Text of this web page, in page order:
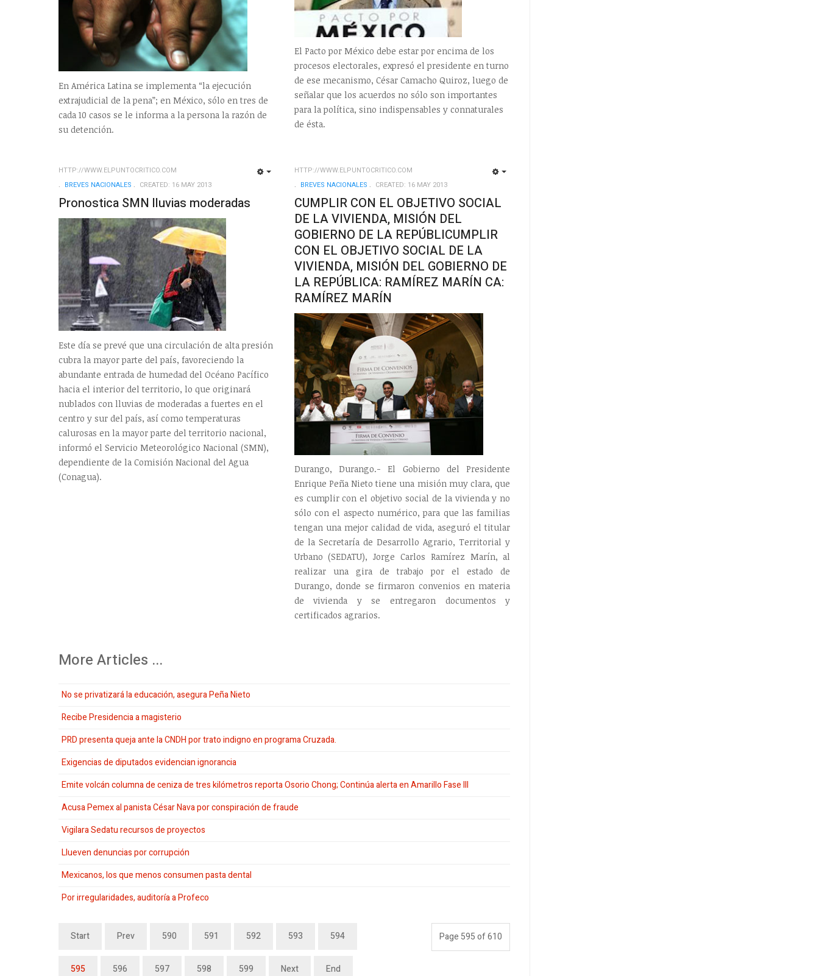
En América Latina se implementa “la ejecución
extrajudicial de la pena”; en México, sólo en tres de
cada 10 casos se le informa a la persona la razón de
su detención.
El Pacto por México debe estar por encima de los
procesos electorales, expresó el presidente en turno
de ese mecanismo, César Camacho Quiroz, luego de
señalar que los acuerdos no sólo son importantes
para la política, sino indispensables y connaturales
de ésta.
HTTP://WWW.ELPUNTOCRITICO.COM
BREVES NACIONALES
CREATED: 16 MAY 2013
Pronostica SMN lluvias moderadas
Este día se prevé que una circulación de alta presión
cubra la mayor parte del país, favoreciendo la
abundante entrada de humedad del Océano Pacífico
hacia el interior del territorio, lo que originará
nublados con lluvias de moderadas a fuertes en el
centro y sur del país, así como temperaturas
calurosas en la mayor parte del territorio nacional,
informó el Servicio Meteorológico Nacional (SMN),
dependiente de la Comisión Nacional del Agua
(Conagua).
HTTP://WWW.ELPUNTOCRITICO.COM
BREVES NACIONALES
CREATED: 16 MAY 2013
CUMPLIR CON EL OBJETIVO SOCIAL
DE LA VIVIENDA, MISIÓN DEL
GOBIERNO DE LA REPÚBLICUMPLIR
CON EL OBJETIVO SOCIAL DE LA
VIVIENDA, MISIÓN DEL GOBIERNO DE
LA REPÚBLICA: RAMÍREZ MARÍN CA:
RAMÍREZ MARÍN
Durango, Durango.- El Gobierno del Presidente
Enrique Peña Nieto tiene una misión muy clara, que
es cumplir con el objetivo social de la vivienda y no
sólo con el aspecto numérico, para que las familias
tengan una mejor calidad de vida, aseguró el titular
de la Secretaría de Desarrollo Agrario, Territorial y
Urbano (SEDATU), Jorge Carlos Ramírez Marín, al
realizar una gira de trabajo por el estado de
Durango, donde se firmaron convenios en materia
de vivienda y se entregaron documentos y
certificados agrarios.
More Articles ...
No se privatizará la educación, asegura Peña Nieto
Recibe Presidencia a magisterio
PRD presenta queja ante la CNDH por trato indigno en programa Cruzada.
Exigencias de diputados evidencian ignorancia
Emite volcán columna de ceniza de tres kilómetros reporta Osorio Chong; Continúa alerta en Amarillo Fase III
Acusa Pemex al panista César Nava por conspiración de fraude
Vigilara Sedatu recursos de proyectos
Llueven denuncias por corrupción
Mexicanos, los que menos consumen pasta dental
Por irregularidades, auditoría a Profeco
Page 595 of 610
Start Prev 590 591 592 593 594
595 596 597 598 599 Next End